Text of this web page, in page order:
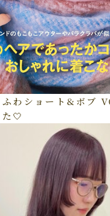
ふわショート&ボブ
🤍